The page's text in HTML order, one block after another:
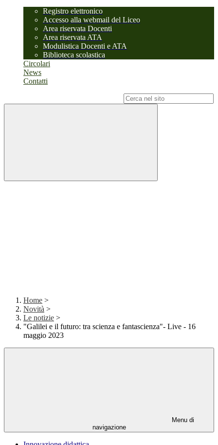
Registro elettronico
Accesso alla webmail del Liceo
Area riservata Docenti
Area riservata ATA
Modulistica Docenti e ATA
Biblioteca scolastica
Circolari
News
Contatti
Home >
Novità >
Le notizie >
"Galilei e il futuro: tra scienza e fantascienza"- Live - 16
maggio 2023
Menu di
navigazione